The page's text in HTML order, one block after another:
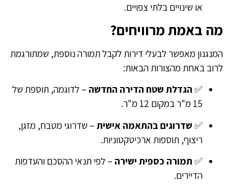
או שינויים בלתי צפויים.
מה באמת מרוויחים?
המנגנון מאפשר לבעלי דירות לקבל תמורה נוספת, שמתורגמת
לרוב באחת מהצורות הבאות:
✅ הגדלת שטח הדירה החדשה – לדוגמה, תוספת של
15 מ"ר במקום 12 מ"ר.
✅ שדרוגים בהתאמה אישית – שדרוגי מטבח, מזגן,
ריצוף, תוספות ארכיטקטוניות.
✅ תמורה כספית ישירה – לפי תנאי ההסכם והעדפות
הדיירים.